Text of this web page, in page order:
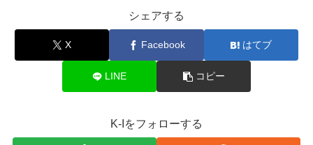
シェアする
X Facebook はてブ
LINE コピー
K-Iをフォローする